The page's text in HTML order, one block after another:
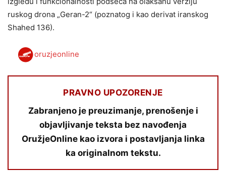
ruskog drona „Geran-2“ (poznatog i kao derivat iranskog
Shahed 136).
oruzjeonline
PRAVNO UPOZORENJE
Zabranjeno je preuzimanje, prenošenje i
objavljivanje teksta bez navođenja
OružjeOnline kao izvora i postavljanja linka
ka originalnom tekstu.